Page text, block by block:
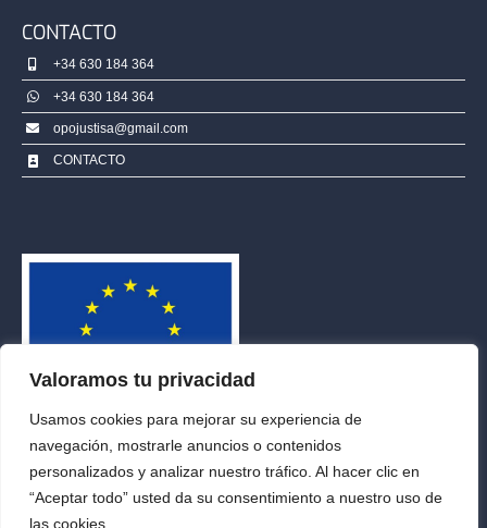
Valoramos tu privacidad
Usamos cookies para mejorar su experiencia de
navegación, mostrarle anuncios o contenidos
personalizados y analizar nuestro tráfico. Al hacer clic en
“Aceptar todo” usted da su consentimiento a nuestro uso de
las cookies.
CONTACTO
+34 630 184 364
+34 630 184 364
opojustisa@gmail.com
CONTACTO